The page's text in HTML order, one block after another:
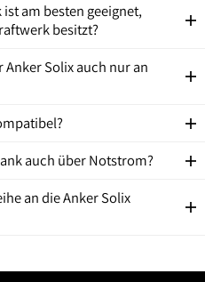
ist am besten geeignet,
besitzt?
Anker Solix auch nur an
auch über Notstrom?
an die Anker Solix